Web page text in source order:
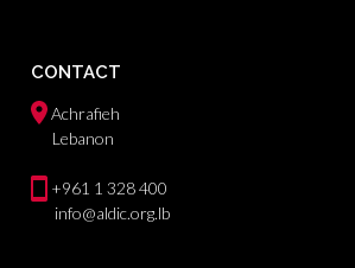
CONTACT
Achrafieh
Lebanon
+961 1 328 400
info@aldic.org.lb